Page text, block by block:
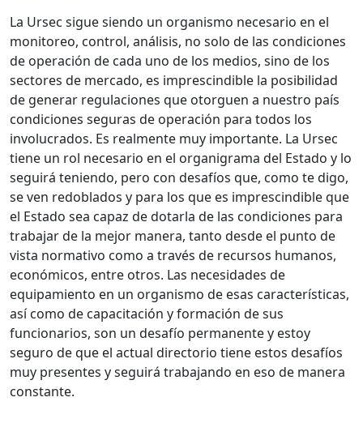
La Ursec sigue siendo un organismo necesario en el
monitoreo, control, análisis, no solo de las condiciones
de operación de cada uno de los medios, sino de los
sectores de mercado, es imprescindible la posibilidad
de generar regulaciones que otorguen a nuestro país
condiciones seguras de operación para todos los
involucrados. Es realmente muy importante. La Ursec
tiene un rol necesario en el organigrama del Estado y lo
seguirá teniendo, pero con desafíos que, como te digo,
se ven redoblados y para los que es imprescindible que
el Estado sea capaz de dotarla de las condiciones para
trabajar de la mejor manera, tanto desde el punto de
vista normativo como a través de recursos humanos,
económicos, entre otros. Las necesidades de
equipamiento en un organismo de esas características,
así como de capacitación y formación de sus
funcionarios, son un desafío permanente y estoy
seguro de que el actual directorio tiene estos desafíos
muy presentes y seguirá trabajando en eso de manera
constante.